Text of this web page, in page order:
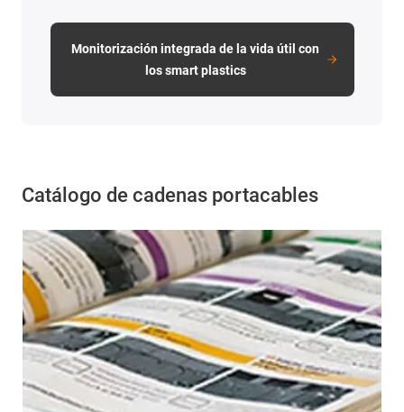
Monitorización integrada de la vida útil con
los smart plastics
Catálogo de cadenas portacables